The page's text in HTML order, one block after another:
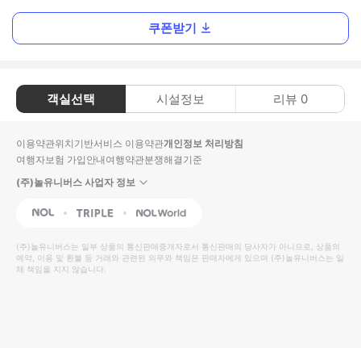
쿠폰받기
객실선택 시설정보 리뷰 0
이용약관위치기반서비스 이용약관개인정보 처리방침
여행자보험 가입안내여행약관분쟁해결기준
(주)놀유니버스 사업자 정보
NOL Triple Interpark Global
(주)놀유니버스는 일부 상품의 통신판매중개자로서 통신판매의 당사자가 아니므로, 상품의
예약, 이용 및 환불 등 거래와 관련된 의무와 책임은 판매자에게 있으며 (주)놀유니버스는 일
체 책임을 지지 않습니다.